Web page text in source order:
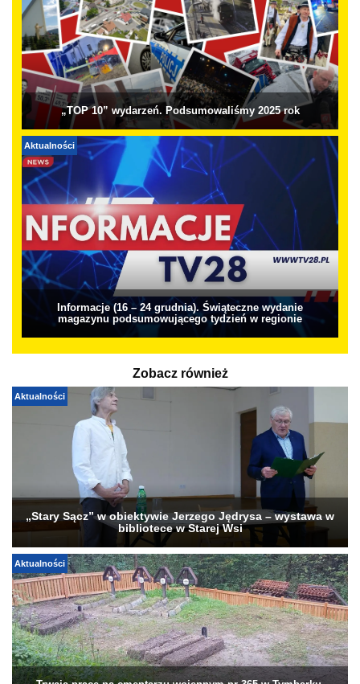
„TOP 10” wydarzeń. Podsumowaliśmy 2025 rok
Aktualności
Informacje (16 – 24 grudnia). Świąteczne wydanie
magazynu podsumowującego tydzień w regionie
Zobacz również
Aktualności
„Stary Sącz” w obiektywie Jerzego Jędrysa – wystawa w
bibliotece w Starej Wsi
Aktualności